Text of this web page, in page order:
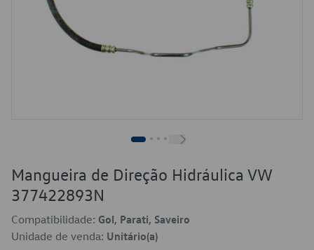
Mangueira de Direção Hidráulica VW
377422893N
Compatibilidade: Gol, Parati, Saveiro
Unidade de venda: Unitário(a)